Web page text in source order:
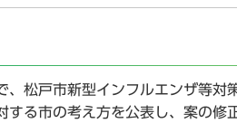
松戸市新型インフルエンザ等対
る市の考え方を公表し、案の修